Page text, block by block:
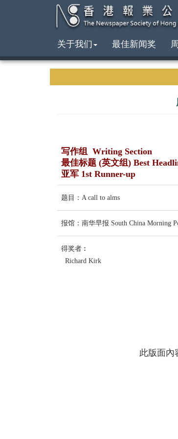
关于我们 最佳新闻奖
写作组 Writing Section
最佳标题 (英文组) Best
亚军 1st Runner-up
题目：A call to alms
报馆：南华早报 South China Morning
得奖者︰
Richard Kirk
此版面內